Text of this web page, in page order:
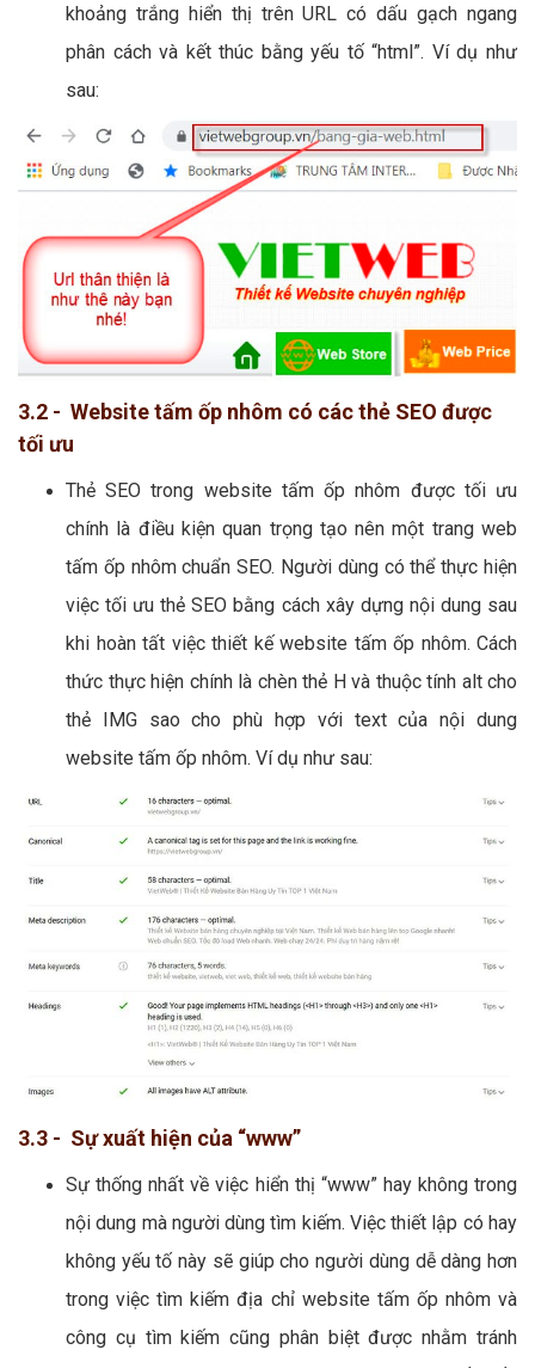
khoảng trắng hiển thị trên URL có dấu gạch ngang
phân cách và kết thúc bằng yếu tố “html”. Ví dụ như
sau:
3.2 - Website tấm ốp nhôm có các thẻ SEO được
tối ưu
Thẻ SEO trong website tấm ốp nhôm được tối ưu
chính là điều kiện quan trọng tạo nên một trang web
tấm ốp nhôm chuẩn SEO. Người dùng có thể thực hiện
việc tối ưu thẻ SEO bằng cách xây dựng nội dung sau
khi hoàn tất việc thiết kế website tấm ốp nhôm. Cách
thức thực hiện chính là chèn thẻ H và thuộc tính alt cho
thẻ IMG sao cho phù hợp với text của nội dung
website tấm ốp nhôm. Ví dụ như sau:
3.3 - Sự xuất hiện của “www”
Sự thống nhất về việc hiển thị “www” hay không trong
nội dung mà người dùng tìm kiếm. Việc thiết lập có hay
không yếu tố này sẽ giúp cho người dùng dễ dàng hơn
trong việc tìm kiếm địa chỉ website tấm ốp nhôm và
công cụ tìm kiếm cũng phân biệt được nhằm tránh